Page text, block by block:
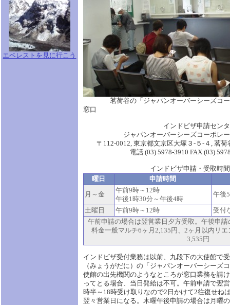
エベレストを見に行こう
茗荷谷の「ジャパンオーバーシーズコー
窓口
インドビザ申請センター
ジャパンオーバーシーズコーポレーシ
〒112-0012, 東京都文京区大塚３-５-４, 茗荷
電話 (03) 5978-3910 FAX (03) 5978-
インドビザ申請・受取時間
曜日
申請時間
月～金
午前9時～12時
午後1時30分～午後4時
午後
土曜日 午前9時～12時
受付
午前申請の場合は翌営業日夕方受取。午後申
料金一般マルチ6ヶ月2,135円、2ヶ月以内リ
3,535円
インドビザ受付業務は以前、九段下の大使館で
（みょうがだに）の「ジャパンオーバーシーズ
使館の出先機関のようなところが窓口業務を請
ってとる場合、当日発給は不可。午前申請で翌
時半～18時受け取りなので2日かけて2往復せね
翌々営業日になる。木曜午後申請の場合は月曜